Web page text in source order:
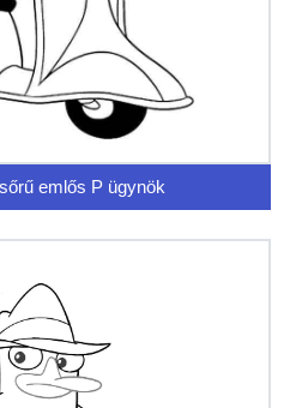
emlős P ügynök